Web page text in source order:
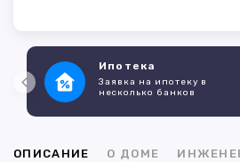
Ипотека
Заявка на ипотеку в
несколько банков
ОПИСАНИЕ О ДОМЕ